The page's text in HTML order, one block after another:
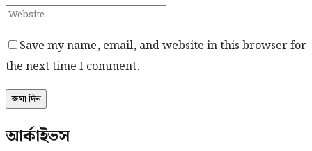
Save my name, email, and website in this browser for
the next time I comment.
আর্কাইভস